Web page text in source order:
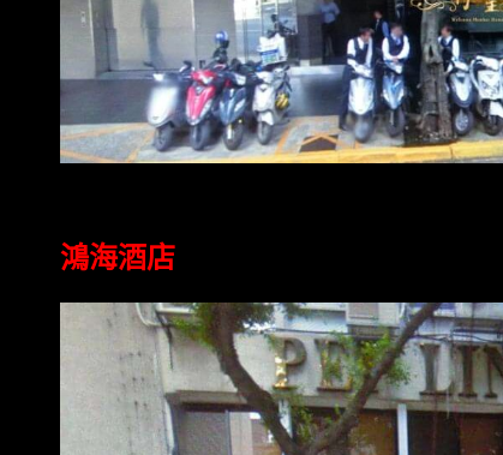
鴻海酒店